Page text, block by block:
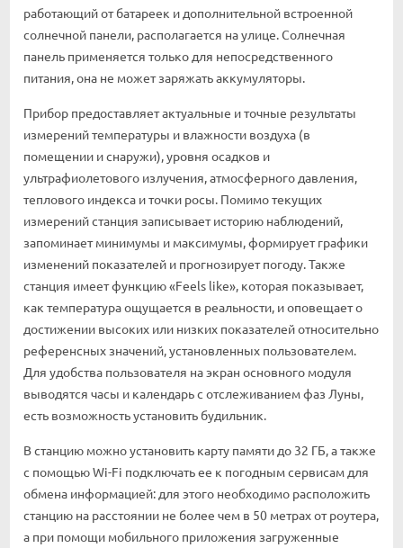
работающий от батареек и дополнительной встроенной
солнечной панели, располагается на улице. Солнечная
панель применяется только для непосредственного
питания, она не может заряжать аккумуляторы.
Прибор предоставляет актуальные и точные результаты
измерений температуры и влажности воздуха (в
помещении и снаружи), уровня осадков и
ультрафиолетового излучения, атмосферного давления,
теплового индекса и точки росы. Помимо текущих
измерений станция записывает историю наблюдений,
запоминает минимумы и максимумы, формирует графики
изменений показателей и прогнозирует погоду. Также
станция имеет функцию «Feels like», которая показывает,
как температура ощущается в реальности, и оповещает о
достижении высоких или низких показателей относительно
референсных значений, установленных пользователем.
Для удобства пользователя на экран основного модуля
выводятся часы и календарь с отслеживанием фаз Луны,
есть возможность установить будильник.
В станцию можно установить карту памяти до 32 ГБ, а также
c помощью Wi-Fi подключать ее к погодным сервисам для
обмена информацией: для этого необходимо расположить
станцию на расстоянии не более чем в 50 метрах от роутера,
а при помощи мобильного приложения загруженные